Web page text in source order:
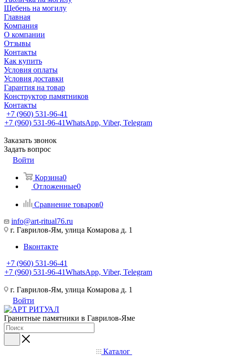
Щебень на могилу
Главная
Компания
О компании
Отзывы
Контакты
Как купить
Условия оплаты
Условия доставки
Гарантия на товар
Конструктор памятников
Контакты
+7 (960) 531-96-41
+7 (960) 531-96-41WhatsApp, Viber, Telegram
Заказать звонок
Задать вопрос
Войти
Корзина0
Отложенные0
Сравнение товаров0
info@art-ritual76.ru
г. Гаврилов-Ям, улица Комарова д. 1
Вконтакте
+7 (960) 531-96-41
+7 (960) 531-96-41WhatsApp, Viber, Telegram
г. Гаврилов-Ям, улица Комарова д. 1
Войти
Гранитные памятники в Гаврилов-Яме
Каталог